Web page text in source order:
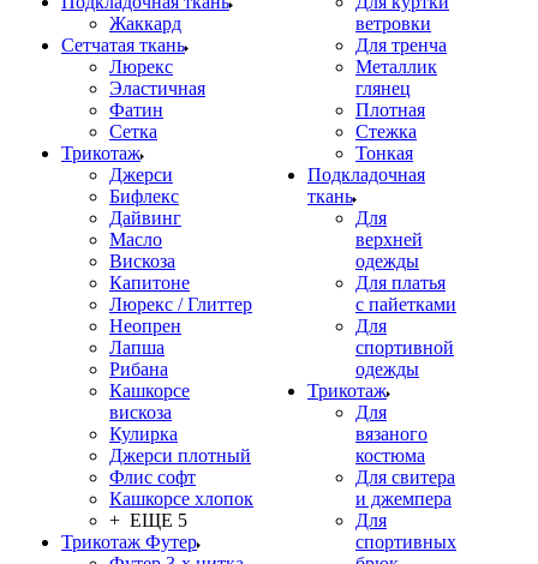
Жаккард
Сетчатая ткань
Люрекс
Эластичная
Фатин
Сетка
Трикотаж
Джерси
Бифлекс
Дайвинг
Масло
Вискоза
Капитоне
Люрекс / Глиттер
Неопрен
Лапша
Рибана
Кашкорсе
вискоза
Кулирка
Джерси плотный
Флис софт
Кашкорсе хлопок
+ ЕЩЕ 5
Трикотаж Футер
ветровки
Для тренча
Металлик
глянец
Плотная
Стежка
Тонкая
Подкладочная
ткань
Для
верхней
одежды
Для платья
с пайетками
Для
спортивной
одежды
Трикотаж
Для
вязаного
костюма
Для свитера
и джемпера
Для
спортивных